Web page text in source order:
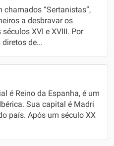
chamados “Sertanistas”,
a desbravar os
XVI e XVIII. Por
de...
é Reino da Espanha, é um
Sua capital é Madri
país. Após um século XX